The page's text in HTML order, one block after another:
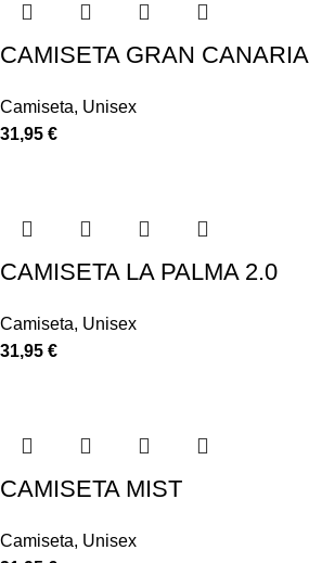
CAMISETA GRAN CANARIA
Camiseta, Unisex
31,95 €
CAMISETA LA PALMA 2.0
Camiseta, Unisex
31,95 €
CAMISETA MIST
Camiseta, Unisex